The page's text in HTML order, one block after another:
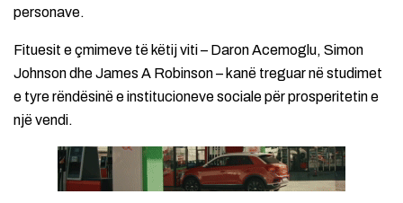
personave.
Fituesit e çmimeve të këtij viti – Daron Acemoglu, Simon
Johnson dhe James A Robinson – kanë treguar në studimet
e tyre rëndësinë e institucioneve sociale për prosperitetin e
një vendi.